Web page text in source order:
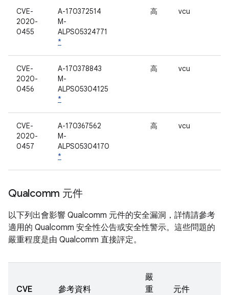
CVE-
2020-
0455
A-170372514
M-
ALPS05324771
*
高 vcu
CVE-
2020-
0456
A-170378843
M-
ALPS05304125
*
高 vcu
CVE-
2020-
0457
A-170367562
M-
ALPS05304170
*
高 vcu
Qualcomm 元件
以下列出會影響 Qualcomm 元件的安全漏洞，詳情請參考
適用的 Qualcomm 安全性公告或安全性警示。這些問題的
嚴重程度是由 Qualcomm 直接評定。
CVE 參考資料
嚴
重
元件